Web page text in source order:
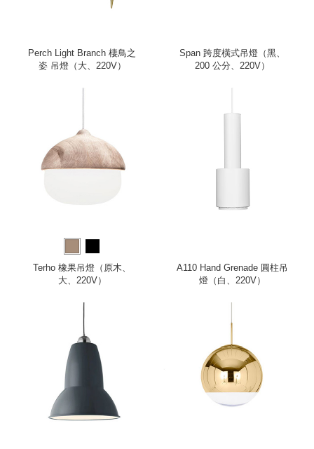
Perch Light Branch 棲鳥之
姿 吊燈（大、220V）
Span 跨度橫式吊燈（黑、
200 公分、220V）
Terho 橡果吊燈（原木、
大、220V）
A110 Hand Grenade 圓柱吊
燈（白、220V）